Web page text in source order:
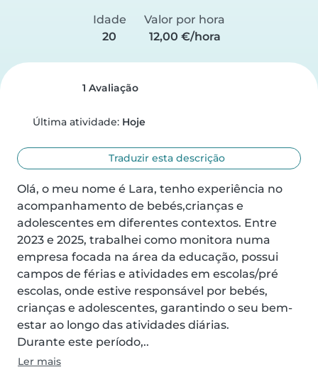
Idade
20
Valor por hora
12,00 €/hora
1 Avaliação
Última atividade: Hoje
Traduzir esta descrição
Olá, o meu nome é Lara, tenho experiência no
acompanhamento de bebés,crianças e
adolescentes em diferentes contextos. Entre
2023 e 2025, trabalhei como monitora numa
empresa focada na área da educação, possui
campos de férias e atividades em escolas/pré
escolas, onde estive responsável por bebés,
crianças e adolescentes, garantindo o seu bem-
estar ao longo das atividades diárias.
Durante este período,..
Ler mais